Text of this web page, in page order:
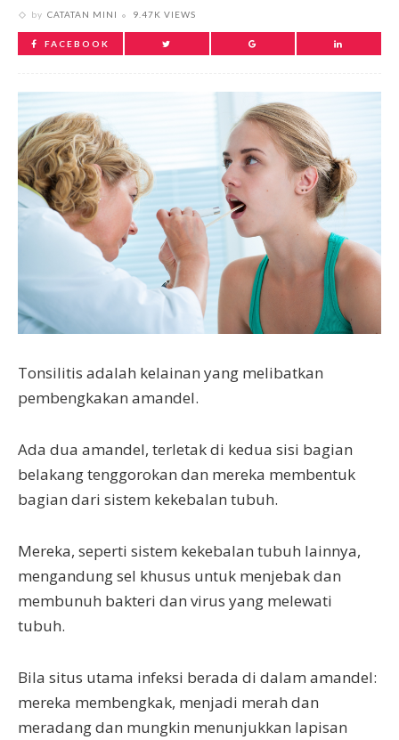
by CATATAN MINI 9.47K VIEWS
FACEBOOK
Tonsilitis adalah kelainan yang melibatkan
pembengkakan amandel.
Ada dua amandel, terletak di kedua sisi bagian
belakang tenggorokan dan mereka membentuk
bagian dari sistem kekebalan tubuh.
Mereka, seperti sistem kekebalan tubuh lainnya,
mengandung sel khusus untuk menjebak dan
membunuh bakteri dan virus yang melewati
tubuh.
Bila situs utama infeksi berada di dalam amandel:
mereka membengkak, menjadi merah dan
meradang dan mungkin menunjukkan lapisan